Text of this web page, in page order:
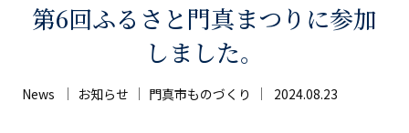
第6回ふるさと門真まつりに参加
しました。
News お知らせ 門真市ものづくり 2024.08.23